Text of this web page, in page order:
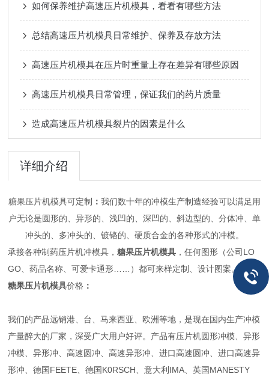
如何保养维护高速压片机模具，看看有哪些方法
总结高速压片机模具日常维护、保养及存放方法
高速压片机模具在压片时重量上存在差异有哪些原因
高速压片机模具日常管理，保证我们的药片质量
造成高速压片机模具裂片的因素是什么
详细介绍
糖果压片机模具可定制 ： 我们数十年的冲模生产制造经验可以满足用
户无论是圆形的、异形的、浅凹的、深凹的、斜边型的、分体冲、单
冲头的、多冲头的、镀铬的、硬质合金的各种形式的冲模。
承接各种制药压片机冲模具，糖果压片机模具 ，任何图形（公司LO
GO、药品名称、可爱卡通形……）都可来样定制、设计图案。
糖果压片机模具价格 ：
我们的产品远销港、台、马来西亚、欧洲等地，是现在国内生产冲模
产量醉大的厂家，深受广大用户好评。产品有压片机圆形冲模、异形
冲模、异形冲、高速圆冲、高速异形冲、进口高速圆冲、进口高速异
形冲、德国FEETE、德国K0RSCH、意大利IMA、英国MANESTY